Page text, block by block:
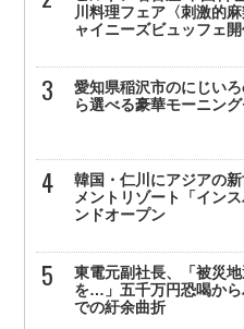
川料理フェア〈刺激的
ャイニーズビュッフェ
愛知県稲沢市のにじい
ら選べる豪華モーニン
韓国・仁川にアジアの
メントリゾート「イン
ンドオープン
東電元副社長、「被災
を…」五千万円恐喝から
での紆余曲折